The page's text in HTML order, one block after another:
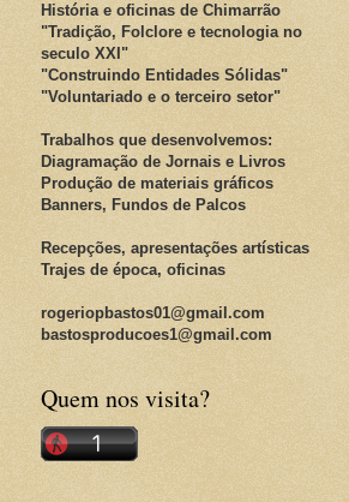
História e oficinas de Chimarrão
"Tradição, Folclore e tecnologia no
seculo XXI"
"Construindo Entidades Sólidas"
"Voluntariado e o terceiro setor"
Trabalhos que desenvolvemos:
Diagramação de Jornais e Livros
Produção de materiais gráficos
Banners, Fundos de Palcos
Recepções, apresentações artísticas
Trajes de época, oficinas
rogeriopbastos01@gmail.com
bastosproducoes1@gmail.com
Quem nos visita?